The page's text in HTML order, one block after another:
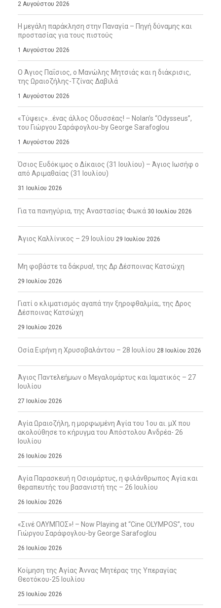
2 Αυγούστου 2026
Η μεγάλη παράκληση στην Παναγία – Πηγή δύναμης και
προστασίας για τους πιστούς
1 Αυγούστου 2026
Ο Άγιος Παΐσιος, ο Μανώλης Μητσιάς και η διάκρισις,
της Ωραιοζήλης-Τζίνας Δαβιλά
1 Αυγούστου 2026
«Τύψεις»…ένας άλλος Οδυσσέας! – Nolan’s “Odysseus”,
του Γιώργου Σαράφογλου-by George Sarafoglou
1 Αυγούστου 2026
Όσιος Ευδόκιμος ο Δίκαιος (31 Ιουλίου) – Άγιος Ιωσήφ ο
από Αριμαθαίας (31 Ιουλίου)
31 Ιουλίου 2026
Για τα πανηγύρια, της Αναστασίας Φωκά 30 Ιουλίου 2026
Άγιος Καλλίνικος – 29 Ιουλίου 29 Ιουλίου 2026
Μη φοβάστε τα δάκρυα!, της Δρ Δέσποινας Κατσώχη
29 Ιουλίου 2026
Γιατί ο κλιματισμός αγαπά την ξηροφθαλμία;, της Δρος
Δέσποινας Κατσώχη
29 Ιουλίου 2026
Οσία Ειρήνη η Χρυσοβαλάντου – 28 Ιουλίου 28 Ιουλίου 2026
Άγιος Παντελεήμων ο Μεγαλομάρτυς και Ιαματικός – 27
Ιουλίου
27 Ιουλίου 2026
Αγία Ωραιοζήλη, η μορφωμένη Αγία του 1ου αι. μΧ που
ακολούθησε το κήρυγμα του Απόστολου Ανδρέα- 26
Ιουλίου
26 Ιουλίου 2026
Αγία Παρασκευή η Οσιομάρτυς, η φιλάνθρωπος Αγία και
θεραπευτής του βασανιστή της – 26 Ιουλίου
26 Ιουλίου 2026
«Σινέ ΟΛΥΜΠΟΣ»! – Now Playing at “Cine OLYMPOS”, του
Γιώργου Σαράφογλου-by George Sarafoglou
26 Ιουλίου 2026
Κοίμηση της Αγίας Άννας Μητέρας της Υπεραγίας
Θεοτόκου-25 Ιουλίου
25 Ιουλίου 2026